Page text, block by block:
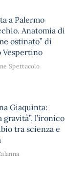
a Palermo
Anatomia di
ostinato” di
Vespertino
Spettacolo
Giaquinta:
gravità”, l’ironico
tra scienza e